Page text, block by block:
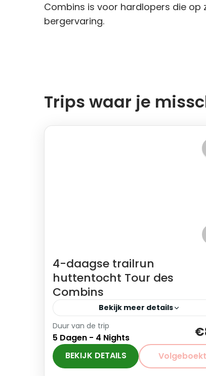
Combins is voor hardlopers die op
bergervaring.
Trips waar je
4-daagse trailrun
huttentocht Tour des
Combins
Bekijk meer details
De Tour des Combins, een 4-
trailrun huttentocht, beslaat 105 km
bijna 6500 meter verticaal. En neemt
mee over de beste trails in...
Duur van de trip
5 Dagen - 4 Nights
BEKIJK DETAILS Volgeboekt